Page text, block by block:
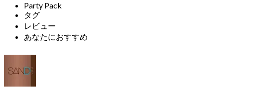
Party Pack
タグ
レビュー
あなたにおすすめ